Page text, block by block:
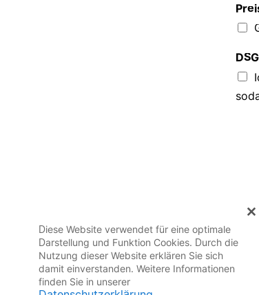
Diese Website verwendet für eine optimale
Darstellung und Funktion Cookies. Durch die
Nutzung dieser Website erklären Sie sich
damit einverstanden. Weitere Informationen
finden Sie in unserer